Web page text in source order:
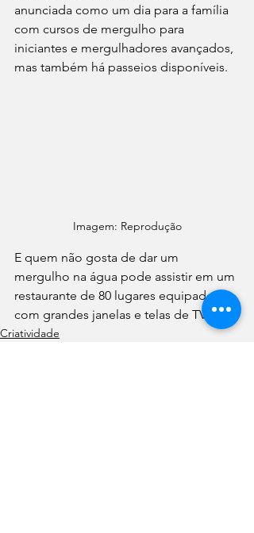
anunciada como um dia para a família
com cursos de mergulho para
iniciantes e mergulhadores avançados,
mas também há passeios disponíveis.
Imagem: Reprodução
E quem não gosta de dar um
mergulho na água pode assistir em um
restaurante de 80 lugares equipado
com grandes janelas e telas de TV.
Criatividade